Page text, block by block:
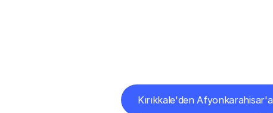
Kırıkkale'den Afyonkarahisar'a